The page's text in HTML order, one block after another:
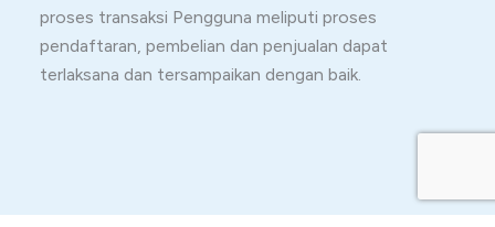
proses transaksi Pengguna meliputi proses
pendaftaran, pembelian dan penjualan dapat
terlaksana dan tersampaikan dengan baik.